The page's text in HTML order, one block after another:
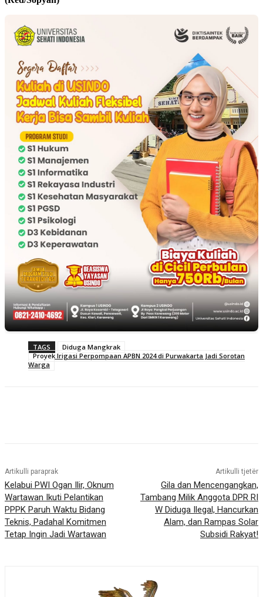
TAGS
Diduga Mangkrak
Proyek Irigasi Perpompaan APBN 2024 di Purwakarta Jadi Sorotan
Warga
Artikulli paraprak
Kelabui PWI Ogan Ilir, Oknum
Wartawan Ikuti Pelantikan
PPPK Paruh Waktu Bidang
Teknis, Padahal Komitmen
Tetap Ingin Jadi Wartawan
Artikulli tjetër
Gila dan Mencengangkan,
Tambang Milik Anggota DPR RI
W Diduga Ilegal, Hancurkan
Alam, dan Rampas Solar
Subsidi Rakyat!